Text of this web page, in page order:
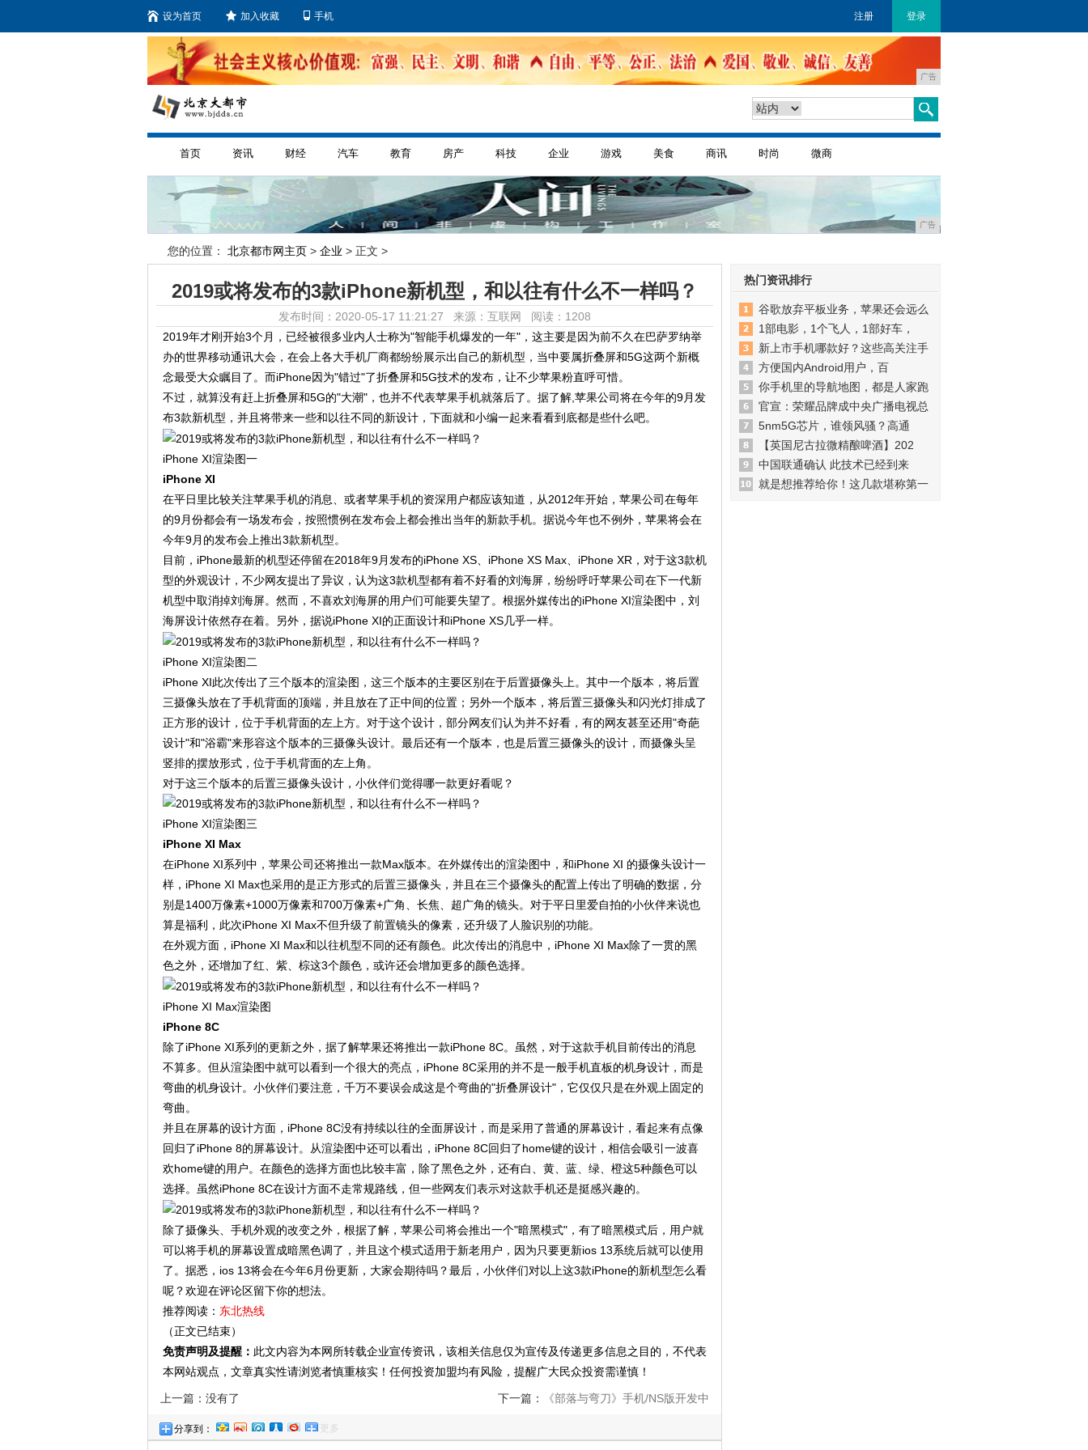
设为首页 加入收藏 手机 注册 登录
广告
首页 资讯 财经 汽车 教育 房产 科技 企业 游戏 美食 商讯 时尚 微商
广告
您的位置： 北京都市网主页 > 企业 > 正文 >
2019或将发布的3款iPhone新机型，和以往有什么不一样吗？
发布时间：2020-05-17 11:21:27 来源：互联网 阅读：1208
2019年才刚开始3个月，已经被很多业内人士称为"智能手机爆发的一年"，这主要是因为前不久在巴萨罗纳举
办的世界移动通讯大会，在会上各大手机厂商都纷纷展示出自己的新机型，当中要属折叠屏和5G这两个新概
念最受大众瞩目了。而iPhone因为"错过"了折叠屏和5G技术的发布，让不少苹果粉直呼可惜。
不过，就算没有赶上折叠屏和5G的"大潮"，也并不代表苹果手机就落后了。据了解,苹果公司将在今年的9月发
布3款新机型，并且将带来一些和以往不同的新设计，下面就和小编一起来看看到底都是些什么吧。
iPhone XI渲染图一
iPhone XI
在平日里比较关注苹果手机的消息、或者苹果手机的资深用户都应该知道，从2012年开始，苹果公司在每年
的9月份都会有一场发布会，按照惯例在发布会上都会推出当年的新款手机。据说今年也不例外，苹果将会在
今年9月的发布会上推出3款新机型。
目前，iPhone最新的机型还停留在2018年9月发布的iPhone XS、iPhone XS Max、iPhone XR，对于这3款机
型的外观设计，不少网友提出了异议，认为这3款机型都有着不好看的刘海屏，纷纷呼吁苹果公司在下一代新
机型中取消掉刘海屏。然而，不喜欢刘海屏的用户们可能要失望了。根据外媒传出的iPhone XI渲染图中，刘
海屏设计依然存在着。另外，据说iPhone XI的正面设计和iPhone XS几乎一样。
iPhone XI渲染图二
iPhone XI此次传出了三个版本的渲染图，这三个版本的主要区别在于后置摄像头上。其中一个版本，将后置
三摄像头放在了手机背面的顶端，并且放在了正中间的位置；另外一个版本，将后置三摄像头和闪光灯排成了
正方形的设计，位于手机背面的左上方。对于这个设计，部分网友们认为并不好看，有的网友甚至还用"奇葩
设计"和"浴霸"来形容这个版本的三摄像头设计。最后还有一个版本，也是后置三摄像头的设计，而摄像头呈
竖排的摆放形式，位于手机背面的左上角。
对于这三个版本的后置三摄像头设计，小伙伴们觉得哪一款更好看呢？
iPhone XI渲染图三
iPhone XI Max
在iPhone XI系列中，苹果公司还将推出一款Max版本。在外媒传出的渲染图中，和iPhone XI 的摄像头设计一
样，iPhone XI Max也采用的是正方形式的后置三摄像头，并且在三个摄像头的配置上传出了明确的数据，分
别是1400万像素+1000万像素和700万像素+广角、长焦、超广角的镜头。对于平日里爱自拍的小伙伴来说也
算是福利，此次iPhone XI Max不但升级了前置镜头的像素，还升级了人脸识别的功能。
在外观方面，iPhone XI Max和以往机型不同的还有颜色。此次传出的消息中，iPhone XI Max除了一贯的黑
色之外，还增加了红、紫、棕这3个颜色，或许还会增加更多的颜色选择。
iPhone XI Max渲染图
iPhone 8C
除了iPhone XI系列的更新之外，据了解苹果还将推出一款iPhone 8C。虽然，对于这款手机目前传出的消息
不算多。但从渲染图中就可以看到一个很大的亮点，iPhone 8C采用的并不是一般手机直板的机身设计，而是
弯曲的机身设计。小伙伴们要注意，千万不要误会成这是个弯曲的"折叠屏设计"，它仅仅只是在外观上固定的
弯曲。
并且在屏幕的设计方面，iPhone 8C没有持续以往的全面屏设计，而是采用了普通的屏幕设计，看起来有点像
回归了iPhone 8的屏幕设计。从渲染图中还可以看出，iPhone 8C回归了home键的设计，相信会吸引一波喜
欢home键的用户。在颜色的选择方面也比较丰富，除了黑色之外，还有白、黄、蓝、绿、橙这5种颜色可以
选择。虽然iPhone 8C在设计方面不走常规路线，但一些网友们表示对这款手机还是挺感兴趣的。
除了摄像头、手机外观的改变之外，根据了解，苹果公司将会推出一个"暗黑模式"，有了暗黑模式后，用户就
可以将手机的屏幕设置成暗黑色调了，并且这个模式适用于新老用户，因为只要更新ios 13系统后就可以使用
了。据悉，ios 13将会在今年6月份更新，大家会期待吗？最后，小伙伴们对以上这3款iPhone的新机型怎么看
呢？欢迎在评论区留下你的想法。
推荐阅读： 东北热线
（正文已结束）
免责声明及提醒： 此文内容为本网所转载企业宣传资讯，该相关信息仅为宣传及传递更多信息之目的，不代表
本网站观点，文章真实性请浏览者慎重核实！任何投资加盟均有风险，提醒广大民众投资需谨慎！
上一篇：没有了 下一篇： 《部落与弯刀》手机/NS版开发中
分享到： 更多
热门资讯排行
谷歌放弃平板业务，苹果还会远么
1部电影，1个飞人，1部好车，
新上市手机哪款好？这些高关注手
方便国内Android用户，百
你手机里的导航地图，都是人家跑
官宣：荣耀品牌成中央广播电视总
5nm5G芯片，谁领风骚？高通
【英国尼古拉微精酿啤酒】202
中国联通确认 此技术已经到来
就是想推荐给你！这几款堪称第一